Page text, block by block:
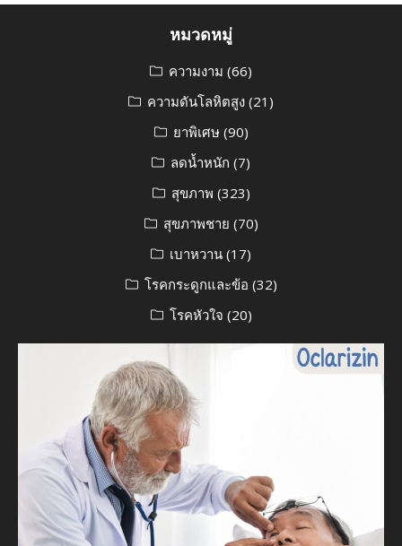
หมวดหมู่
ความงาม (66)
ความดันโลหิตสูง (21)
ยาพิเศษ(90)
ลดน้ำหนัก (7)
สุขภาพ (323)
สุขภาพชาย (70)
เบาหวาน (17)
โรคกระดูกและข้อ (32)
โรคหัวใจ (20)